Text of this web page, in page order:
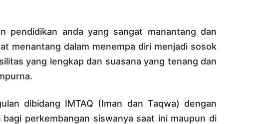
pendidikan anda yang sangat manantang dan
menantang dalam menempa diri menjadi sosok
yang lengkap dan suasana yang tenang dan
dibidang IMTAQ (Iman dan Taqwa) dengan
bagi perkembangan siswanya saat ini maupun di